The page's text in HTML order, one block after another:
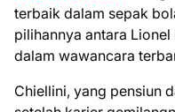
terbaik dalam sepak
pilihannya antara
dalam wawancara
Chiellini, yang pensiun